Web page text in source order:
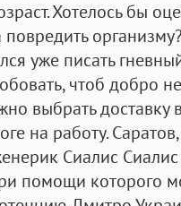
Хотелось бы
уже писать
чтоб добро
выбрать доставку
на работу.
Сиалис Сиалис
помощи которого